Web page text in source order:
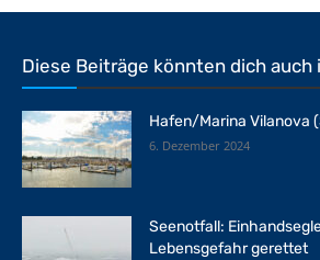
Diese Beiträge könnten dich
Hafen/Marina Vilanova
6. Dezember 2024
Seenotfall:
Lebensgefahr gerettet